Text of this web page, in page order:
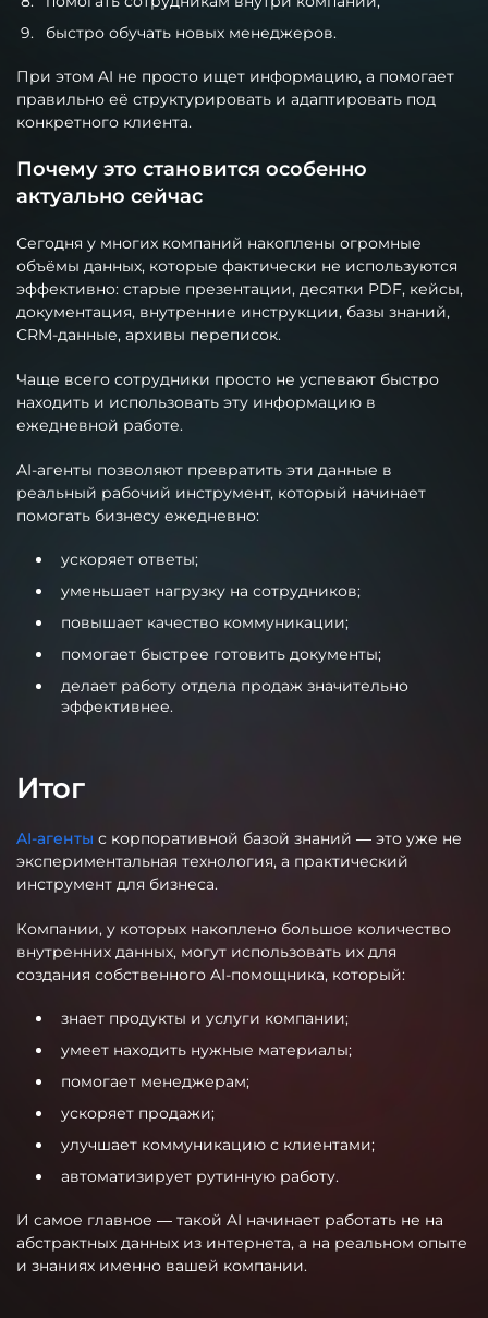
быстро обучать новых менеджеров.
При этом AI не просто ищет информацию, а помогает
правильно её структурировать и адаптировать под
конкретного клиента.
Почему это становится особенно
актуально сейчас
Сегодня у многих компаний накоплены огромные
объёмы данных, которые фактически не используются
эффективно: старые презентации, десятки PDF, кейсы,
документация, внутренние инструкции, базы знаний,
CRM-данные, архивы переписок.
Чаще всего сотрудники просто не успевают быстро
находить и использовать эту информацию в
ежедневной работе.
AI-агенты позволяют превратить эти данные в
реальный рабочий инструмент, который начинает
помогать бизнесу ежедневно:
ускоряет ответы;
уменьшает нагрузку на сотрудников;
повышает качество коммуникации;
помогает быстрее готовить документы;
делает работу отдела продаж значительно
эффективнее.
Итог
AI-агенты с корпоративной базой знаний — это уже не
экспериментальная технология, а практический
инструмент для бизнеса.
Компании, у которых накоплено большое количество
внутренних данных, могут использовать их для
создания собственного AI-помощника, который:
знает продукты и услуги компании;
умеет находить нужные материалы;
помогает менеджерам;
ускоряет продажи;
улучшает коммуникацию с клиентами;
автоматизирует рутинную работу.
И самое главное — такой AI начинает работать не на
абстрактных данных из интернета, а на реальном опыте
и знаниях именно вашей компании.